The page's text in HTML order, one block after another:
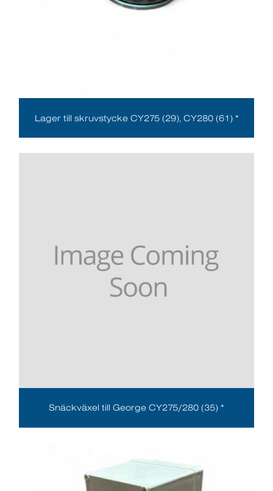
Lager till skruvstycke CY275 (29), CY280 (61) *
Snäckväxel till George CY275/280 (35) *